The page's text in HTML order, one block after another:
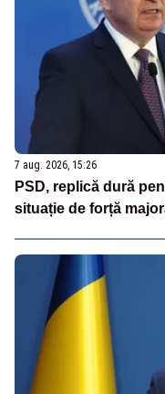
7 aug. 2026, 15:26
PSD, replică dură
situație de forță